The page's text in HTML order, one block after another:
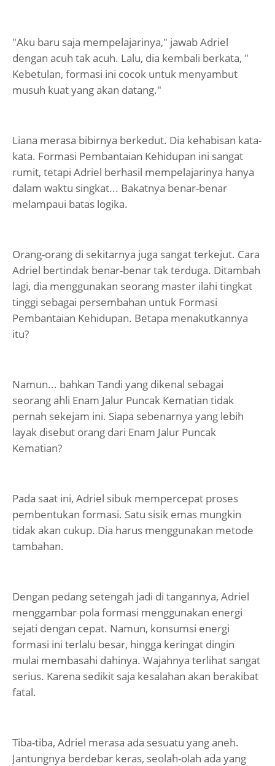
"Aku baru saja mempelajarinya," jawab Adriel
dengan acuh tak acuh. Lalu, dia kembali berkata, "
Kebetulan, formasi ini cocok untuk menyambut
musuh kuat yang akan datang."
Liana merasa bibirnya berkedut. Dia kehabisan kata-
kata. Formasi Pembantaian Kehidupan ini sangat
rumit, tetapi Adriel berhasil mempelajarinya hanya
dalam waktu singkat... Bakatnya benar-benar
melampaui batas logika.
Orang-orang di sekitarnya juga sangat terkejut. Cara
Adriel bertindak benar-benar tak terduga. Ditambah
lagi, dia menggunakan seorang master ilahi tingkat
tinggi sebagai persembahan untuk Formasi
Pembantaian Kehidupan. Betapa menakutkannya
itu?
Namun... bahkan Tandi yang dikenal sebagai
seorang ahli Enam Jalur Puncak Kematian tidak
pernah sekejam ini. Siapa sebenarnya yang lebih
layak disebut orang dari Enam Jalur Puncak
Kematian?
Pada saat ini, Adriel sibuk mempercepat proses
pembentukan formasi. Satu sisik emas mungkin
tidak akan cukup. Dia harus menggunakan metode
tambahan.
Dengan pedang setengah jadi di tangannya, Adriel
menggambar pola formasi menggunakan energi
sejati dengan cepat. Namun, konsumsi energi
formasi ini terlalu besar, hingga keringat dingin
mulai membasahi dahinya. Wajahnya terlihat sangat
serius. Karena sedikit saja kesalahan akan berakibat
fatal.
Tiba-tiba, Adriel merasa ada sesuatu yang aneh.
Jantungnya berdebar keras, seolah-olah ada yang